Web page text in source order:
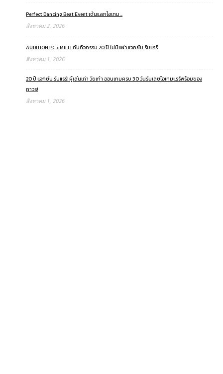
Perfect Dancing Beat Event เต้นแลกไอเทม ..
สิงหาคม 2, 2026
AUDITION PC x MILLI กับกิจกรรม 20 ปี ไม่มีแผ่ว แจกยับ รับแรร์
สิงหาคม 1, 2026
20 ปี แจกยับ รับแรร์! ผู้เล่นเก่า วัยเก๋า ออนเกมครบ 30 วันรับเลยไอเทมแรร์พร้อมของ
ถาวร!
สิงหาคม 1, 2026